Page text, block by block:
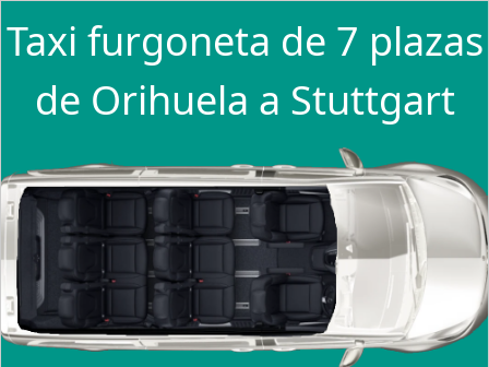
Taxi furgoneta de 7 plazas
de Orihuela a Stuttgart